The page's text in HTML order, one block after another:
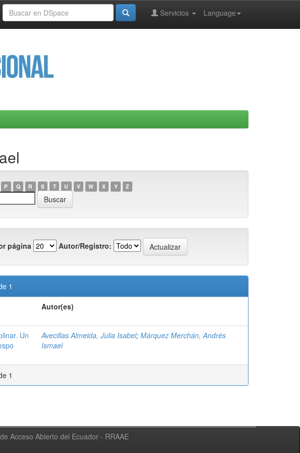
Language
Servicios
P Q R S T U V W X Y Z
página Autor/Registro:
1
Autor(es)
Un
Avecillas Almeida, Julia Isabel; Márquez Merchán, Andrés
Ismael
1
Acceso Abierto del Ecuador - RRAAE